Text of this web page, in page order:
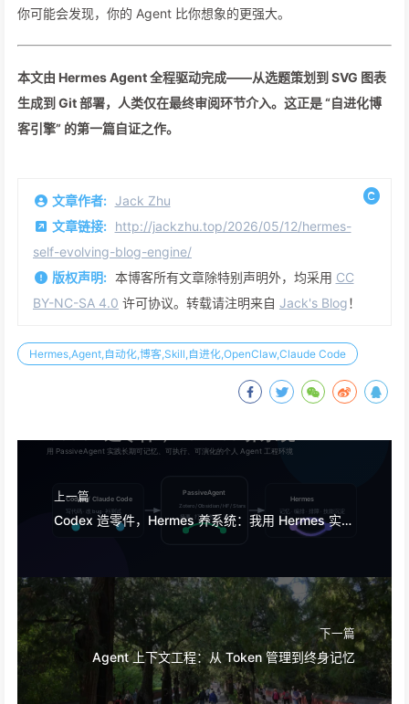
你可能会发现，你的 Agent 比你想象的更强大。
本文由 Hermes Agent 全程驱动完成——从选题策划到 SVG 图表
生成到 Git 部署，人类仅在最终审阅环节介入。这正是 “自进化博
客引擎” 的第一篇自证之作。
文章作者: Jack Zhu
文章链接: http://jackzhu.top/2026/05/12/hermes-
self-evolving-blog-engine/
版权声明: 本博客所有文章除特别声明外，均采用 CC
BY-NC-SA 4.0 许可协议。转载请注明来自 Jack's Blog！
Hermes,Agent,自动化,博客,Skill,自进化,OpenClaw,Claude Code
上一篇
Codex 造零件，Hermes 养系统：我用 Hermes 实践 PassiveAgent 的过程
下一篇
Agent 上下文工程：从 Token 管理到终身记忆